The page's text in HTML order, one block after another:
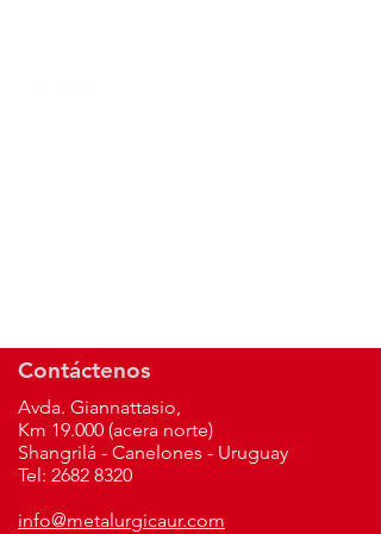
Contáctenos
Avda. Giannattasio,
Km 19.000 (acera norte)
Shangrilá - Canelones - Uruguay
Tel: 2682 8320
info@metalurgicaur.com